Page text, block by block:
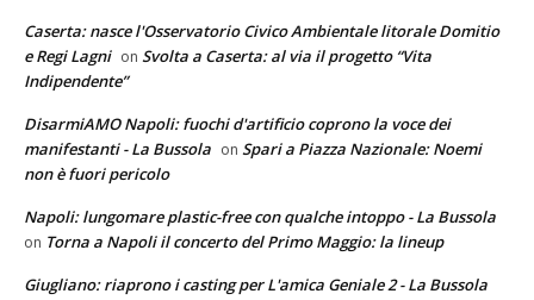
Caserta: nasce l'Osservatorio Civico Ambientale litorale Domitio
e Regi Lagni on Svolta a Caserta: al via il progetto “Vita
Indipendente”
DisarmiAMO Napoli: fuochi d'artificio coprono la voce dei
manifestanti - La Bussola on Spari a Piazza Nazionale: Noemi
non è fuori pericolo
Napoli: lungomare plastic-free con qualche intoppo - La Bussola
on Torna a Napoli il concerto del Primo Maggio: la lineup
Giugliano: riaprono i casting per L'amica Geniale 2 - La Bussola